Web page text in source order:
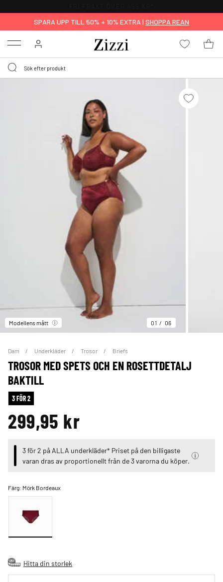
SPARA UPP TILL 50% + 10% EXTRA | SHOPPA REAN
Menu
Modellens mått 01 06
Dam Underkläder Trosor Briefs
TROSOR MED SPETS OCH EN ROSETTDETALJ
BAKTILL
3 FÖR 2
299,95 kr
3 för 2 på ALLA underkläder* Priset på den billigaste
varan dras av proportionellt från de 3 varorna du köper.
Färg: Mörk Bordeaux
Hitta din storlek